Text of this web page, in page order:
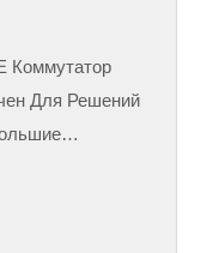
Коммутатор
Для Решений